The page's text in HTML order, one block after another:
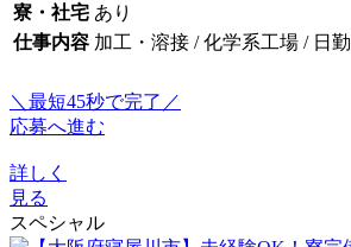
寮・社宅 あり
仕事内容 加工・溶接 / 化学系工場 / 日勤
＼最短45秒で完了／
応募へ進む
詳しく
見る
スペシャル